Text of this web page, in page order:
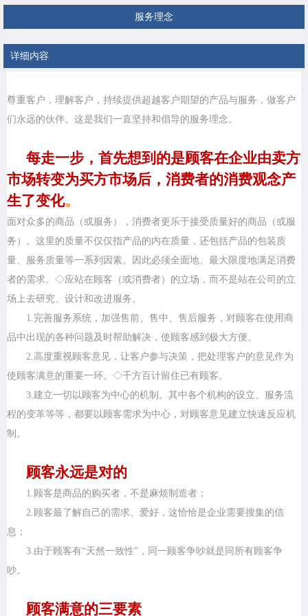
服务理念
详细内容
尊重客户，理解客户，持续提供超越客户期望的产品与服务，做客户
们永远的伙伴。这是我们一直坚持和倡导的服务理念。
每走一步，首先想到的是顾客在企业由卖方
市场转变为买方市场后，消费者的消费观念产
生了变化。
面对众多的商品（或服务），消费者更乐于接受质量好的商品（或服
务）。这里的质量不仅仅指产品的内在质量，还包括产品的包装质
量、服务质量等一系列因素。因此必须全面地、最大限度地满足消费
者的需求。◇应站在顾客（或消费者）的立场，而不是站在公司的立
场上去研究、设计和改进服务。
1.完善服务系统，加强售前、售中、售后服务，对顾客在使用商
品中出现的各种问题及时帮助解决，使顾客感到极大方便。
2.高度重视顾客意见，让客户参与决策，把处理客户的意见作为
使顾客满意的重要一环。◇千方百计留住已有顾客。
3.建立一切以顾客为中心的机制。其中各个机构的设立、服务流
程的变革等等，都要以顾客需求为中心，对顾客意见建立快速反应机
制。
顾客永远是对的
1.顾客是商品的购买者，不是麻烦制造者；
2.顾客最了解自己的需求、爱好，这恰恰是企业需要搜集的信
息；
3.由于顾客有“天然一致性”，同一顾客争吵就是同所有顾客争
吵。
顾客满意的三要素